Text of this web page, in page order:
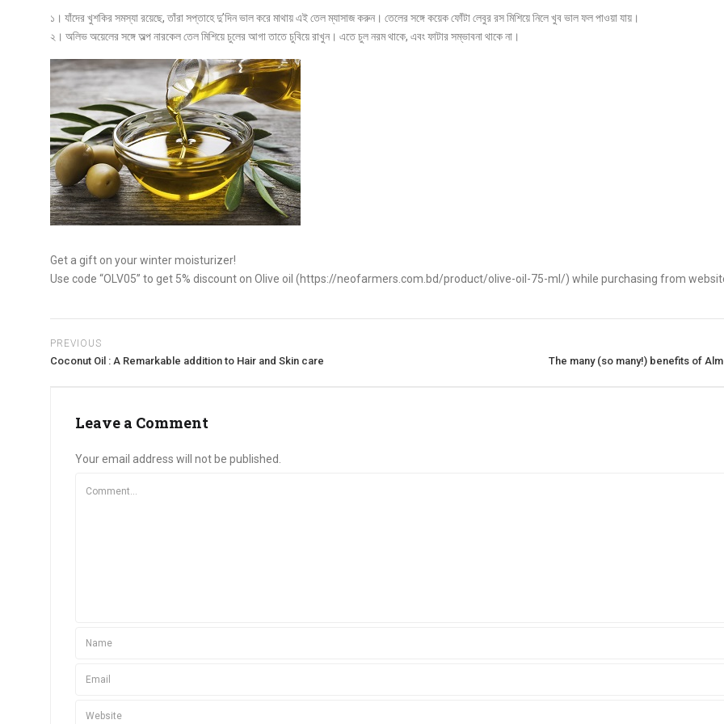
১। যাঁদের খুশকির সমস্যা রয়েছে, তাঁরা সপ্তাহে দু’দিন ভাল করে মাথায় এই তেল ম্যাসাজ করুন। তেলের সঙ্গে কয়েক ফোঁটা লেবুর রস মিশিয়ে নিলে খুব ভাল ফল পাওয়া যায়।
২। অলিভ অয়েলের সঙ্গে অল্প নারকেল তেল মিশিয়ে চুলের আগা তাতে চুবিয়ে রাখুন। এতে চুল নরম থাকে, এবং ফাটার সম্ভাবনা থাকে না।
Get a gift on your winter moisturizer!
Use code “OLV05” to get 5% discount on Olive oil (https://neofarmers.com.bd/product/olive-oil-75-ml/) while purchasing from
PREVIOUS
Coconut Oil : A Remarkable addition to Hair and Skin care The many (so many!) benefits of
Leave a Comment
Your email address will not be published.